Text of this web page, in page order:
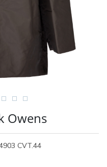
Туники
Спортивная
Топы / Майки
Юбки
Шорты
Футболки /
Рубашки /
Туники
Спортивная
Трикотаж
Футболки /
Owens
CVT.44